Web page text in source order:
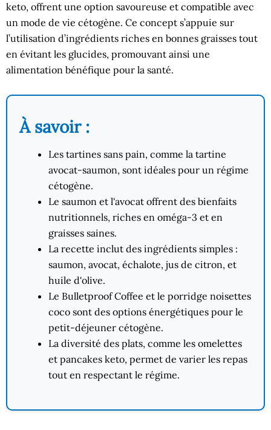
keto, offrent une option savoureuse et compatible avec
un mode de vie cétogène. Ce concept s’appuie sur
l’utilisation d’ingrédients riches en bonnes graisses tout
en évitant les glucides, promouvant ainsi une
alimentation bénéfique pour la santé.
À savoir :
Les tartines sans pain, comme la tartine
avocat-saumon, sont idéales pour un régime
cétogène.
Le saumon et l'avocat offrent des bienfaits
nutritionnels, riches en oméga-3 et en
graisses saines.
La recette inclut des ingrédients simples :
saumon, avocat, échalote, jus de citron, et
huile d'olive.
Le Bulletproof Coffee et le porridge noisettes
coco sont des options énergétiques pour le
petit-déjeuner cétogène.
La diversité des plats, comme les omelettes
et pancakes keto, permet de varier les repas
tout en respectant le régime.